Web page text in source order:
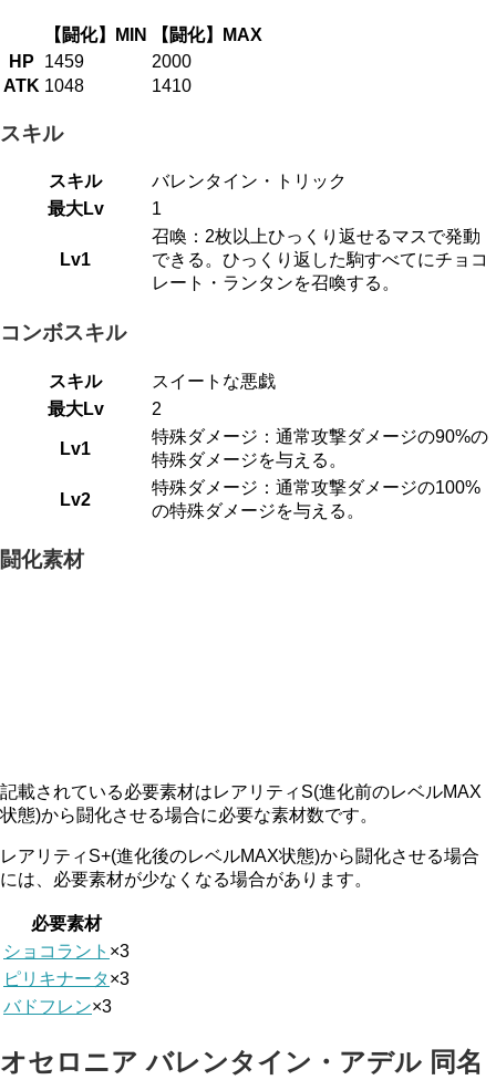
【闘化】MIN
【闘化】MAX
HP
1459
2000
ATK 1048 1410
スキル
スキル
バレンタイン・トリック
最大Lv
1
Lv1
召喚：2枚以上ひっくり返せるマスで発動
できる。ひっくり返した駒すべてにチョコ
レート・ランタンを召喚する。
コンボスキル
スキル
スイートな悪戯
最大Lv
2
Lv1
特殊ダメージ：通常攻撃ダメージの90%の
特殊ダメージを与える。
Lv2
特殊ダメージ：通常攻撃ダメージの100%
の特殊ダメージを与える。
闘化素材
記載されている必要素材はレアリティS(進化前のレベルMAX
状態)から闘化させる場合に必要な素材数です。
レアリティS+(進化後のレベルMAX状態)から闘化させる場合
には、必要素材が少なくなる場合があります。
必要素材
ショコラント ×3
ピリキナータ×3
バドフレン×3
オセロニア バレンタイン・アデル 同名